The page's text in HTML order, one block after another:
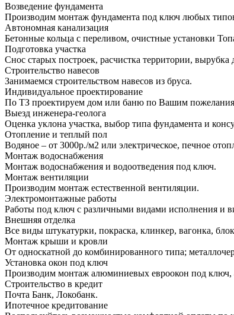
Возведение фундамента
Производим монтаж фундамента под ключ любых
Автономная канализация
Бетонные кольца с переливом, очистные установки
Подготовка участка
Снос старых построек, расчистка территории,
Строительство навесов
Занимаемся строительством навесов из бруса.
Индивидуальное проектирование
По ТЗ проектируем дом или баню по Вашим
Выезд инженера-геолога
Оценка уклона участка, выбор типа фундамента и
Отопление и теплый пол
Водяное – от 3000р./м2 или электрическое, печное
Монтаж водоснабжения
Монтаж водоснабжения и водоотведения под ключ.
Монтаж вентиляции
Производим монтаж естественной вентиляции.
Электромонтажные работы
Работы под ключ с различными видами исполнения и
Внешняя отделка
Все виды штукатурки, покраска, клинкер, вагонка,
Монтаж крыши и кровли
От односкатной до комбинированного типа;
Установка окон под ключ
Производим монтаж алюминиевых евроокон под ключ,
Строительство в кредит
Почта Банк, Локобанк.
Ипотечное кредитование